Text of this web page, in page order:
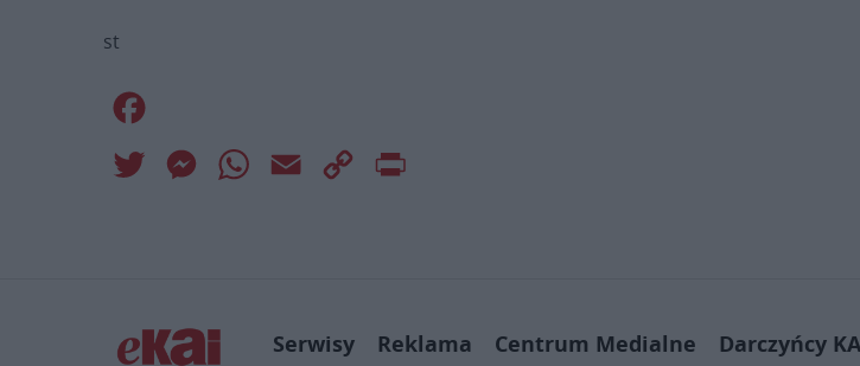
st
Twitter MessengerWhatsApp
Email
Copy
Serwisy Reklama Centrum Medialne Darczyńcy